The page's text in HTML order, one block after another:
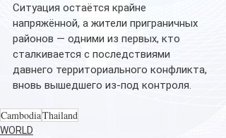
Ситуация остаётся крайне
напряжённой, а жители приграничных
районов — одними из первых, кто
сталкивается с последствиями
давнего территориального конфликта,
вновь вышедшего из-под контроля.
CambodiaThailand
WORLD